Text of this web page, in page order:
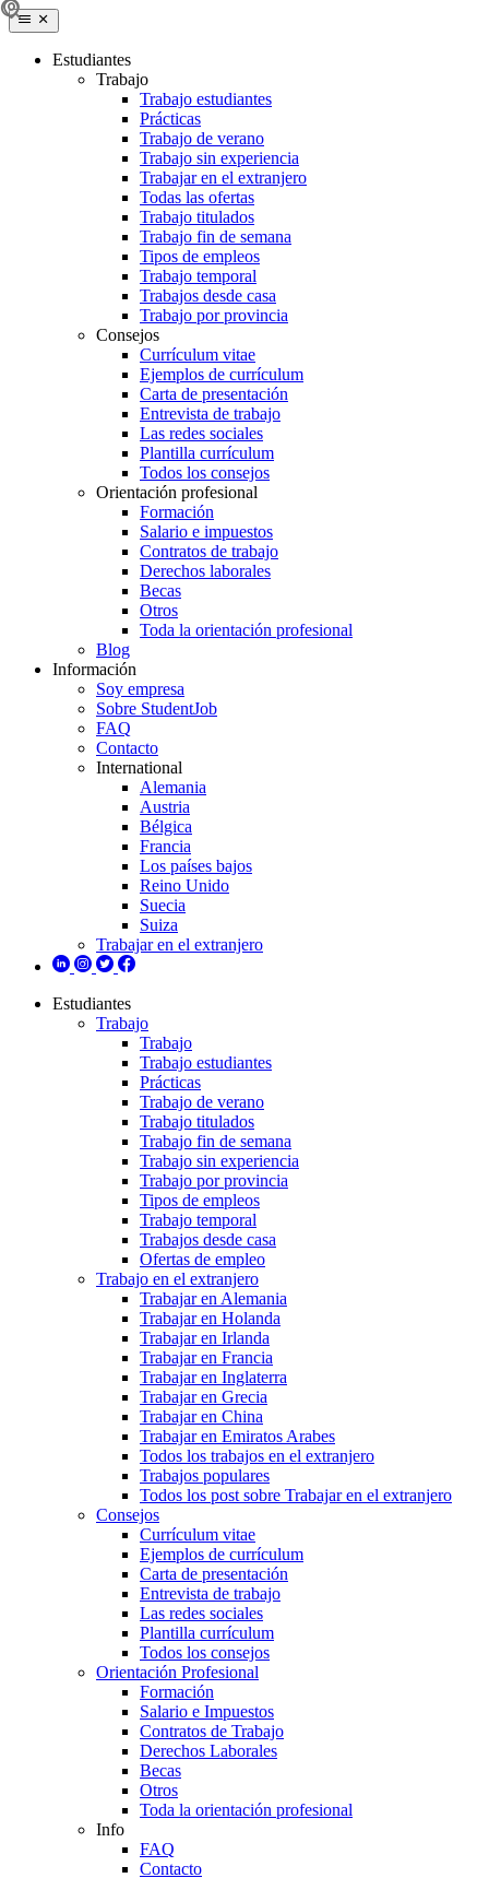
Estudiantes
Trabajo
Trabajo estudiantes
Prácticas
Trabajo de verano
Trabajo sin experiencia
Trabajar en el extranjero
Todas las ofertas
Trabajo titulados
Trabajo fin de semana
Tipos de empleos
Trabajo temporal
Trabajos desde casa
Trabajo por provincia
Consejos
Currículum vitae
Ejemplos de currículum
Carta de presentación
Entrevista de trabajo
Las redes sociales
Plantilla currículum
Todos los consejos
Orientación profesional
Formación
Salario e impuestos
Contratos de trabajo
Derechos laborales
Becas
Otros
Toda la orientación profesional
Blog
Información
Soy empresa
Sobre StudentJob
FAQ
Contacto
International
Alemania
Austria
Bélgica
Francia
Los países bajos
Reino Unido
Suecia
Suiza
Trabajar en el extranjero
Estudiantes
Trabajo
Trabajo
Trabajo estudiantes
Prácticas
Trabajo de verano
Trabajo titulados
Trabajo fin de semana
Trabajo sin experiencia
Trabajo por provincia
Tipos de empleos
Trabajo temporal
Trabajos desde casa
Ofertas de empleo
Trabajo en el extranjero
Trabajar en Alemania
Trabajar en Holanda
Trabajar en Irlanda
Trabajar en Francia
Trabajar en Inglaterra
Trabajar en Grecia
Trabajar en China
Trabajar en Emiratos Arabes
Todos los trabajos en el extranjero
Trabajos populares
Todos los post sobre Trabajar en el extranjero
Consejos
Currículum vitae
Ejemplos de currículum
Carta de presentación
Entrevista de trabajo
Las redes sociales
Plantilla currículum
Todos los consejos
Orientación Profesional
Formación
Salario e Impuestos
Contratos de Trabajo
Derechos Laborales
Becas
Otros
Toda la orientación profesional
Info
FAQ
Contacto